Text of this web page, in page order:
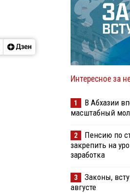
Интересное за
1
В Абхазии
масштабный
2
Пенсию по
закрепить на
заработка
3
Законы,
августе